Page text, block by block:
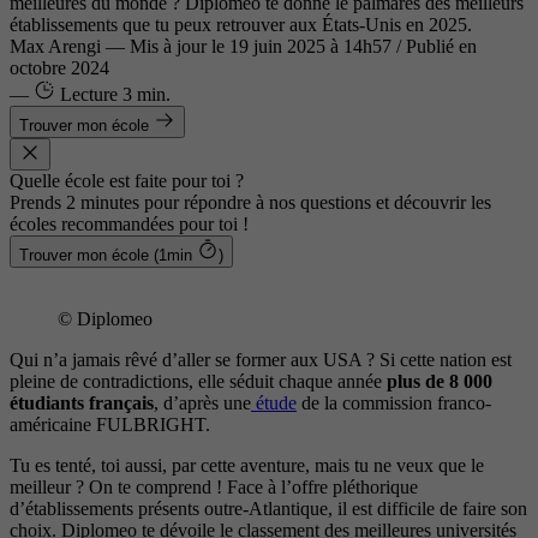
établissements que tu peux retrouver aux États-Unis en 2025.
Max Arengi — Mis à jour le 19 juin 2025 à 14h57 / Publié en
octobre 2024
—
Lecture 3 min.
Trouver mon école
Quelle école est faite pour toi ?
Prends 2 minutes pour répondre à nos questions et découvrir les
écoles recommandées pour toi !
Trouver mon école (1min )
© Diplomeo
Qui n’a jamais rêvé d’aller se former aux USA ? Si cette nation est
pleine de contradictions, elle séduit chaque année plus de 8 000
étudiants français, d’après une étude de la commission franco-
américaine FULBRIGHT.
Tu es tenté, toi aussi, par cette aventure, mais tu ne veux que le
meilleur ? On te comprend ! Face à l’offre pléthorique
d’établissements présents outre-Atlantique, il est difficile de faire son
choix. Diplomeo te dévoile le classement des meilleures universités